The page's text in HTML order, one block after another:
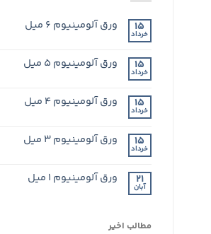
15
خرداد
ورق آلومینیوم ۶ میل
15
خرداد
ورق آلومینیوم ۵ میل
15
خرداد
ورق آلومینیوم ۴ میل
15
خرداد
ورق آلومینیوم ۳ میل
21
آبان
ورق آلومینیوم ۱ میل
مطالب اخیر